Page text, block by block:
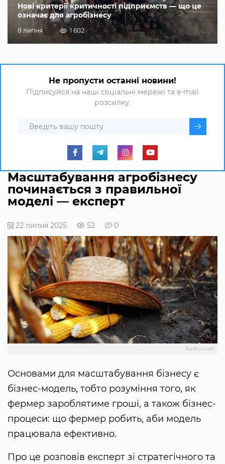
Нові критерії критичності підприємств — що це
означає для агробізнесу
8 липня 1 602
Не пропусти останні новини!
Підписуйся на наші соціальні мережі та e-mail
розсилку.
Масштабування агробізнесу
починається з правильної
моделі — експерт
22 липня 2025 52 0
Kurkul.com
Основами для масштабування бізнесу є
бізнес-модель, тобто розуміння того, як
фермер зароблятиме гроші, а також бізнес-
процеси: що фермер робить, аби модель
працювала ефективно.
Про це розповів експерт зі стратегічного та